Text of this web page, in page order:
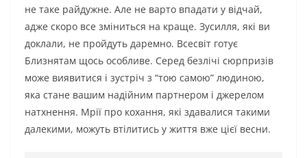
не таке райдужне. Але не варто впадати у відчай,
адже скоро все зміниться на краще. Зусилля, які ви
доклали, не пройдуть даремно. Всесвіт готує
Близнятам щось особливе. Серед безлічі сюрпризів
може виявитися і зустріч з “тою самою” людиною,
яка стане вашим надійним партнером і джерелом
натхнення. Мрії про кохання, які здавалися такими
далекими, можуть втілитись у життя вже цієї весни.